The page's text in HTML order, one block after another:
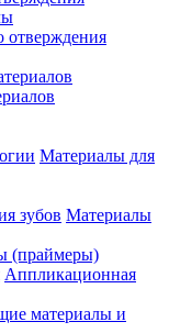
отверждения
Материалы для
Материалы
(праймеры)
Аппликационная